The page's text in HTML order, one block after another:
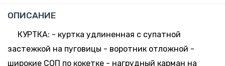
ОПИСАНИЕ
КУРТКА: - куртка удлиненная с супатной
застежкой на пуговицы - воротник отложной -
широкие СОП по кокетке - нагрудный карман на